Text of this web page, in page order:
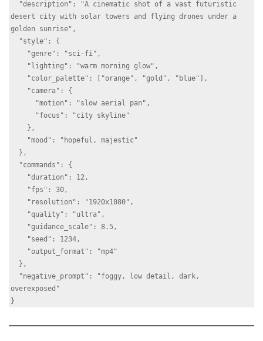
desert city with solar towers and flying drones under a
golden sunrise",
overexposed"